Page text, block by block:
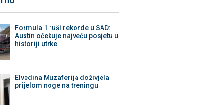
Formula 1 ruši rekorde u SAD:
Austin očekuje najveću posjetu u
historiji utrke
Elvedina Muzaferija doživjela
prijelom noge na treningu